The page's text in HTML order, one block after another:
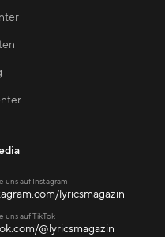
uns auf Instagram
lyricsmagazin
uns auf TikTok
@lyricsmagazin